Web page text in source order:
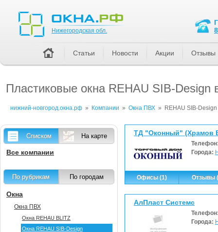
Пластиковые окна REHAU SIB-
нижний-новгород.окна.рф » Компании » Окна ПВХ » REHAU SIB-Design
ТД "Оконный" (Храмов
Города:
Офисы (1) Отзывы
АлПласт Системс
Города:
Списком На карте
Все компании
По рубрикам По городам
Окна
Окна ПВХ
Окна REHAU BLITZ
Окна REHAU SIB-Design
Нижегородская обл.
Статьи Новости Акции Отзывы